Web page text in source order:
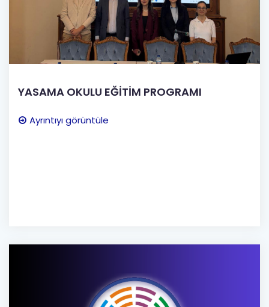
YASAMA OKULU EĞİTİM PROGRAMI
Ayrıntıyı görüntüle